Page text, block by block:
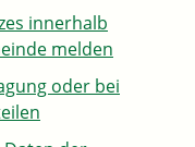
innerhalb
melden
oder bei